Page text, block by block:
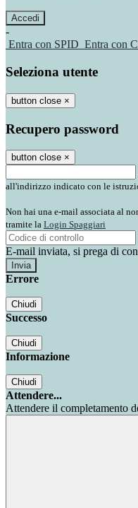
-
Entra con SPID Entra con
Seleziona utente
button close ×
Recupero password
button close ×
all'indirizzo indicato con le
Non hai una e-mail associata al
tramite la Login Spaggiari
E-mail inviata, si prega di
Errore
Chiudi
Successo
Chiudi
Informazione
Chiudi
Attendere...
Attendere il completamento